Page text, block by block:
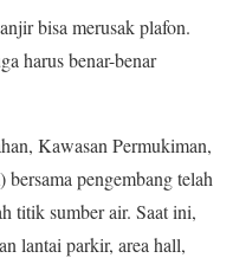
bisa merusak plafon.
harus benar-benar
Kawasan Permukiman,
pengembang telah
titik sumber air. Saat ini,
lantai parkir, area hall,